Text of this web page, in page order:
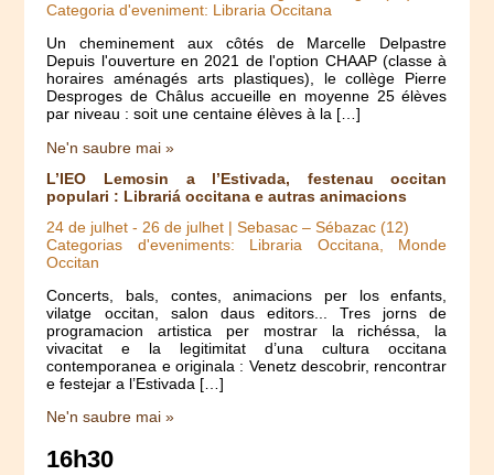
Categoria d'eveniment: Libraria Occitana
Un cheminement aux côtés de Marcelle Delpastre
Depuis l'ouverture en 2021 de l'option CHAAP (classe à
horaires aménagés arts plastiques), le collège Pierre
Desproges de Châlus accueille en moyenne 25 élèves
par niveau : soit une centaine élèves à la […]
Ne'n saubre mai »
L’IEO Lemosin a l’Estivada, festenau occitan
populari : Librariá occitana e autras animacions
24 de julhet - 26 de julhet | Sebasac – Sébazac (12)
Categorias d'eveniments: Libraria Occitana, Monde
Occitan
Concerts, bals, contes, animacions per los enfants,
vilatge occitan, salon daus editors... Tres jorns de
programacion artistica per mostrar la richéssa, la
vivacitat e la legitimitat d’una cultura occitana
contemporanea e originala : Venetz descobrir, rencontrar
e festejar a l’Estivada […]
Ne'n saubre mai »
16h30